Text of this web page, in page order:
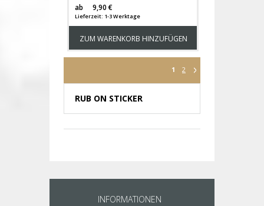
ab
9,90 €
Lieferzeit: 1-3 Werktage
ZUM WARENKORB HINZUFÜGEN
1 2
RUB ON STICKER
INFORMATIONEN